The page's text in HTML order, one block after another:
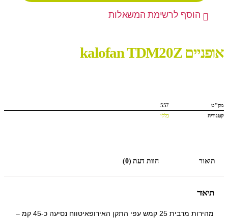
הוסף לרשימת המשאלות
אופניים kalofan TDM20Z
מק"ט
557
קטגוריה
כללי
תיאור חוות דעת (0)
תיאור
מהירות מרבית 25 קמש עפי התקן האירופאיטווח נסיעה כ-45 קמ –